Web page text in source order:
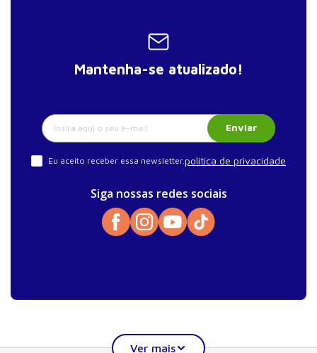
Mantenha-se atualizado!
Enviar
Eu aceito receber essa newsletter. política de privacidade
Siga nossas redes sociais